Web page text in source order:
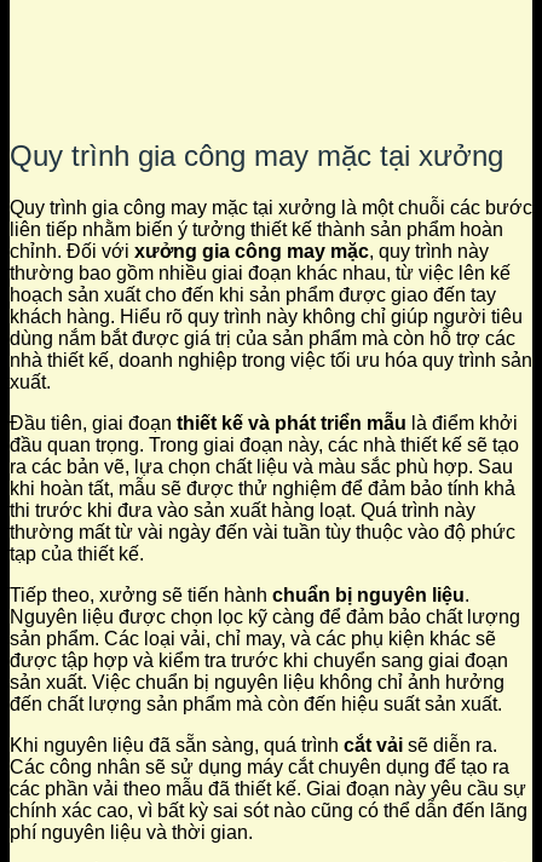
Quy trình gia công may mặc tại xưởng
Quy trình gia công may mặc tại xưởng là một chuỗi các bước
liên tiếp nhằm biến ý tưởng thiết kế thành sản phẩm hoàn
chỉnh. Đối với xưởng gia công may mặc, quy trình này
thường bao gồm nhiều giai đoạn khác nhau, từ việc lên kế
hoạch sản xuất cho đến khi sản phẩm được giao đến tay
khách hàng. Hiểu rõ quy trình này không chỉ giúp người tiêu
dùng nắm bắt được giá trị của sản phẩm mà còn hỗ trợ các
nhà thiết kế, doanh nghiệp trong việc tối ưu hóa quy trình sản
xuất.
Đầu tiên, giai đoạn thiết kế và phát triển mẫu là điểm khởi
đầu quan trọng. Trong giai đoạn này, các nhà thiết kế sẽ tạo
ra các bản vẽ, lựa chọn chất liệu và màu sắc phù hợp. Sau
khi hoàn tất, mẫu sẽ được thử nghiệm để đảm bảo tính khả
thi trước khi đưa vào sản xuất hàng loạt. Quá trình này
thường mất từ vài ngày đến vài tuần tùy thuộc vào độ phức
tạp của thiết kế.
Tiếp theo, xưởng sẽ tiến hành chuẩn bị nguyên liệu.
Nguyên liệu được chọn lọc kỹ càng để đảm bảo chất lượng
sản phẩm. Các loại vải, chỉ may, và các phụ kiện khác sẽ
được tập hợp và kiểm tra trước khi chuyển sang giai đoạn
sản xuất. Việc chuẩn bị nguyên liệu không chỉ ảnh hưởng
đến chất lượng sản phẩm mà còn đến hiệu suất sản xuất.
Khi nguyên liệu đã sẵn sàng, quá trình cắt vải sẽ diễn ra.
Các công nhân sẽ sử dụng máy cắt chuyên dụng để tạo ra
các phần vải theo mẫu đã thiết kế. Giai đoạn này yêu cầu sự
chính xác cao, vì bất kỳ sai sót nào cũng có thể dẫn đến lãng
phí nguyên liệu và thời gian.